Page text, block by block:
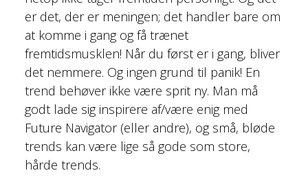
er det, der er meningen; det handler bare om
at komme i gang og få trænet
fremtidsmusklen! Når du først er i gang, bliver
det nemmere. Og ingen grund til panik! En
trend behøver ikke være sprit ny. Man må
godt lade sig inspirere af/være enig med
Future Navigator (eller andre), og små, bløde
trends kan være lige så gode som store,
hårde trends.